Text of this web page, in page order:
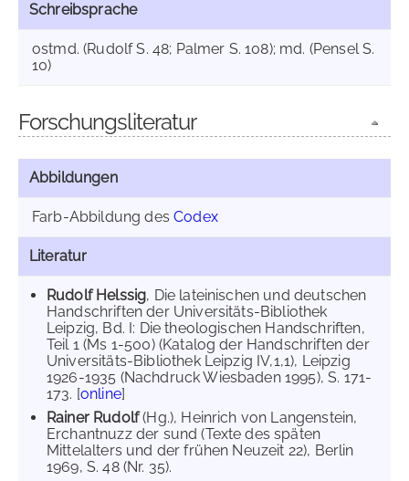
Schreibsprache
ostmd. (Rudolf S. 48; Palmer S. 108); md. (Pensel S.
10)
Forschungsliteratur
Abbildungen
Farb-Abbildung desCodex
Literatur
Rudolf Helssig, Die lateinischen und deutschen
Handschriften der Universitäts-Bibliothek
Leipzig, Bd. I: Die theologischen Handschriften,
Teil 1 (Ms 1-500) (Katalog der Handschriften der
Universitäts-Bibliothek Leipzig IV,1,1), Leipzig
1926-1935 (Nachdruck Wiesbaden 1995), S. 171-
173. [online]
Rainer Rudolf(Hg.), Heinrich von Langenstein,
Erchantnuzz der sund (Texte des späten
Mittelalters und der frühen Neuzeit 22), Berlin
1969, S. 48 (Nr. 35).